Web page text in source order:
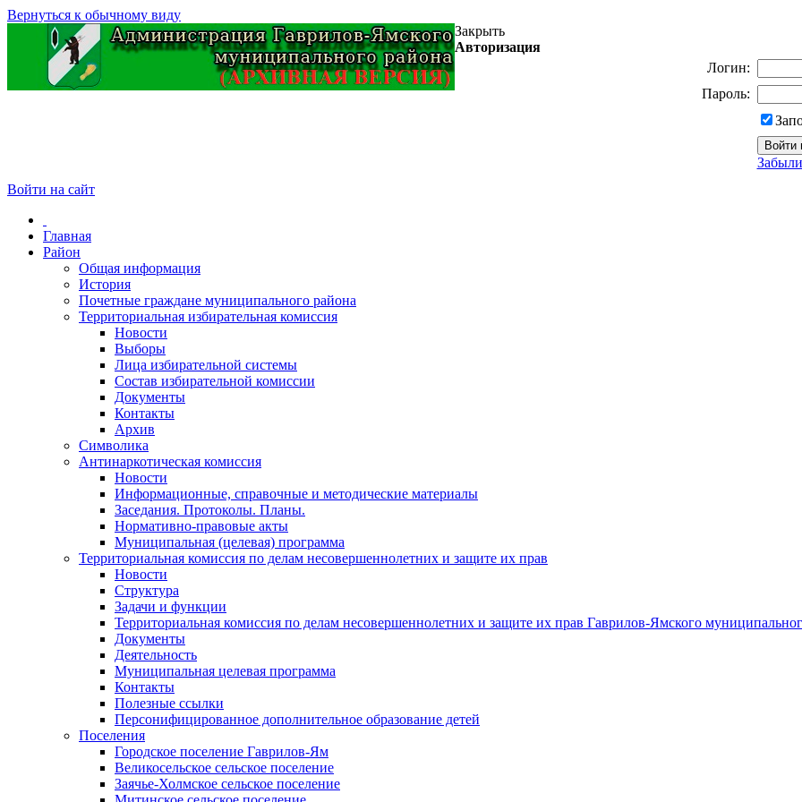
Вернуться к обычному виду
Закрыть
Авторизация
Логин:
Пароль:
Войти на сайт
Главная
Район
Общая информация
История
Почетные граждане муниципального района
Территориальная избирательная комиссия
Новости
Выборы
Лица избирательной системы
Состав избирательной комиссии
Документы
Контакты
Архив
Символика
Антинаркотическая комиссия
Новости
Информационные, справочные и методические материалы
Заседания. Протоколы. Планы.
Нормативно-правовые акты
Муниципальная (целевая) программа
Территориальная комиссия по делам несовершеннолетних и защите их прав
Новости
Структура
Задачи и функции
Территориальная комиссия по делам несовершеннолетних и защите их прав Гаврилов-Ямского
Документы
Деятельность
Муниципальная целевая программа
Контакты
Полезные ссылки
Персонифицированное дополнительное образование детей
Поселения
Городское поселение Гаврилов-Ям
Великосельское сельское поселение
Заячье-Холмское сельское поселение